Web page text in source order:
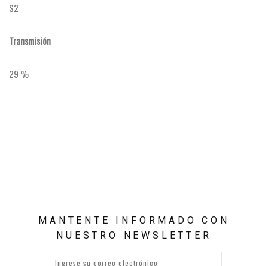
S2
Transmisión
29 %
MANTENTE INFORMADO CON
NUESTRO NEWSLETTER